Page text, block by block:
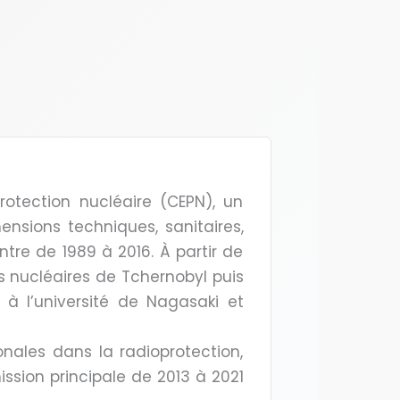
nucléaire (CEPN), un
techniques, sanitaires,
de 1989 à 2016. À partir de
de Tchernobyl puis
l’université de Nagasaki et
dans la radioprotection,
principale de 2013 à 2021